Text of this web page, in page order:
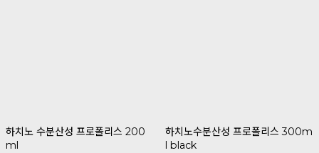
하치노 수분산성 프로폴리스 200
ml
하치노수분산성 프로폴리스 300m
l black